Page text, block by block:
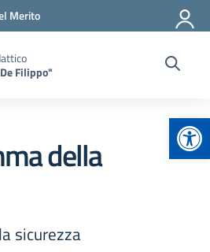
Merito
Filippo"
della
sicurezza